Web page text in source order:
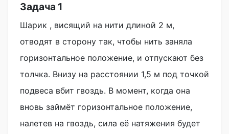
Задача 1
Шарик , висящий на нити длиной 2 м,
отводят в сторону так, чтобы нить заняла
горизонтальное положение, и отпускают без
толчка. Внизу на расстоянии 1,5 м под точкой
подвеса вбит гвоздь. В момент, когда она
вновь займёт горизонтальное положение,
налетев на гвоздь, сила её натяжения будет